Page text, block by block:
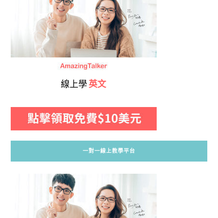
線上學 英文
一對一線上教學平台